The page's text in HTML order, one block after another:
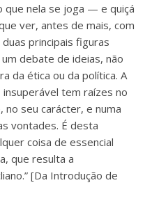
que nela se joga — e quiçá
ver, antes de mais, com
principais figuras
debate de ideias, não
da ética ou da política. A
tem raízes no
seu carácter, e numa
vontades. É desta
coisa de essencial
que resulta a
[Da Introdução de